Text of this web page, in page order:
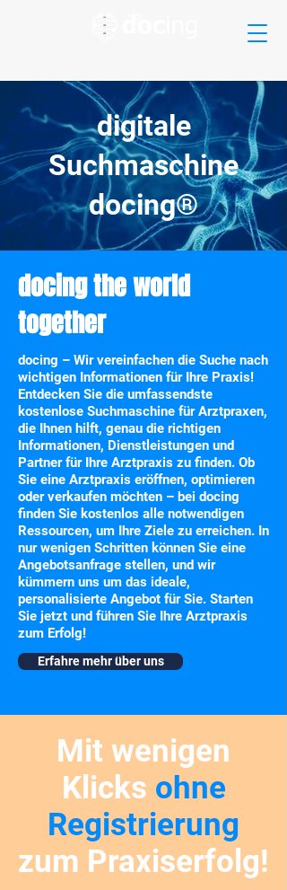
digitale
Suchmaschine
docing®
docing the world
together
docing – Wir vereinfachen die Suche nach
wichtigen Informationen für Ihre Praxis!​
Entdecken Sie die umfassendste
kostenlose Suchmaschine für Arztpraxen,
die Ihnen hilft, genau die richtigen
Informationen, Dienstleistungen und
Partner für Ihre Arztpraxis zu finden. Ob
Sie eine Arztpraxis eröffnen, optimieren
oder verkaufen möchten – bei docing
finden Sie kostenlos alle notwendigen
Ressourcen, um Ihre Ziele zu erreichen. In
nur wenigen Schritten können Sie eine
Angebotsanfrage stellen, und wir
kümmern uns um das ideale,
personalisierte Angebot für Sie. Starten
Sie jetzt und führen Sie Ihre Arztpraxis
zum Erfolg!
Erfahre mehr über uns
Mit wenigen
Klicks ohne
Registrierung
zum Praxiserfolg!